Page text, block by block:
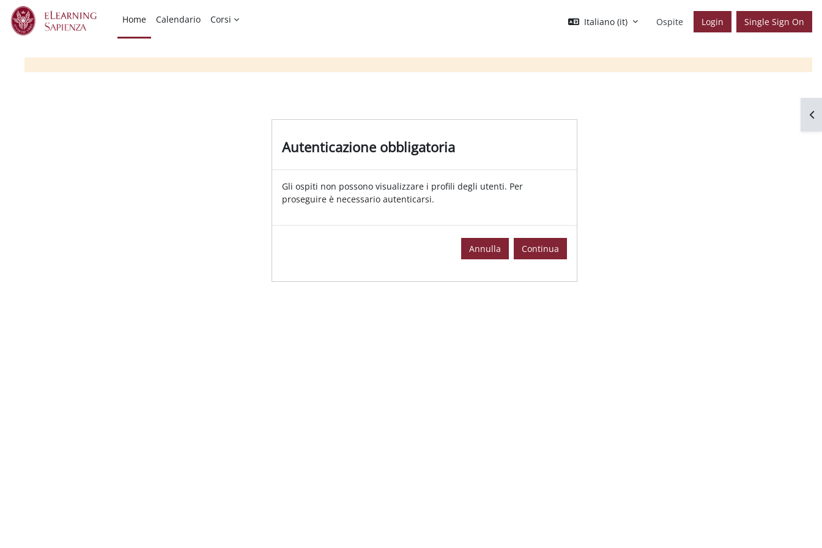
Vai al contenuto principale
Home
Calendario Corsi Italiano ‎(it)‎ Ospite Login Single Sign On
Autenticazione obbligatoria
Gli ospiti non possono visualizzare i profili degli utenti. Per
proseguire è necessario autenticarsi.
Annulla Continua